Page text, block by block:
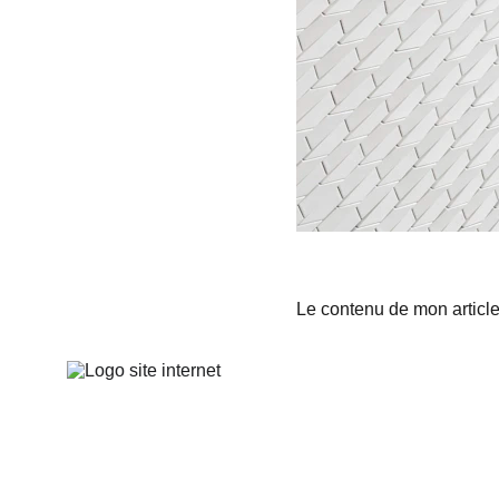
Le contenu de mon article